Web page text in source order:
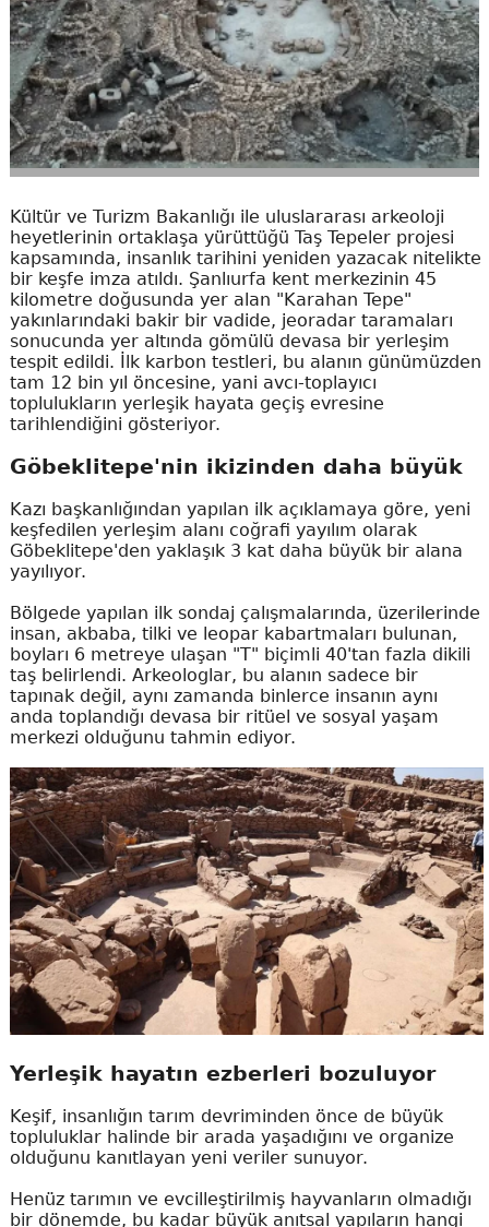
Kültür ve Turizm Bakanlığı ile uluslararası arkeoloji
heyetlerinin ortaklaşa yürüttüğü Taş Tepeler projesi
kapsamında, insanlık tarihini yeniden yazacak nitelikte
bir keşfe imza atıldı. Şanlıurfa kent merkezinin 45
kilometre doğusunda yer alan "Karahan Tepe"
yakınlarındaki bakir bir vadide, jeoradar taramaları
sonucunda yer altında gömülü devasa bir yerleşim
tespit edildi. İlk karbon testleri, bu alanın günümüzden
tam 12 bin yıl öncesine, yani avcı-toplayıcı
toplulukların yerleşik hayata geçiş evresine
tarihlendiğini gösteriyor.
Göbeklitepe'nin ikizinden daha büyük
Kazı başkanlığından yapılan ilk açıklamaya göre, yeni
keşfedilen yerleşim alanı coğrafi yayılım olarak
Göbeklitepe'den yaklaşık 3 kat daha büyük bir alana
yayılıyor.
Bölgede yapılan ilk sondaj çalışmalarında, üzerilerinde
insan, akbaba, tilki ve leopar kabartmaları bulunan,
boyları 6 metreye ulaşan "T" biçimli 40'tan fazla dikili
taş belirlendi. Arkeologlar, bu alanın sadece bir
tapınak değil, aynı zamanda binlerce insanın aynı
anda toplandığı devasa bir ritüel ve sosyal yaşam
merkezi olduğunu tahmin ediyor.
Yerleşik hayatın ezberleri bozuluyor
Keşif, insanlığın tarım devriminden önce de büyük
topluluklar halinde bir arada yaşadığını ve organize
olduğunu kanıtlayan yeni veriler sunuyor.
Henüz tarımın ve evcilleştirilmiş hayvanların olmadığı
bir dönemde, bu kadar büyük anıtsal yapıların hangi